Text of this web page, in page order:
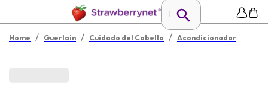
Home / Guerlain / Cuidado del Cabello / Acondicionador